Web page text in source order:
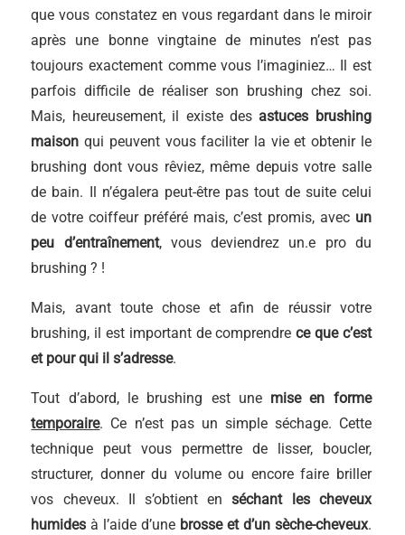
que vous constatez en vous regardant dans le miroir
après une bonne vingtaine de minutes n’est pas
toujours exactement comme vous l’imaginiez… Il est
parfois difficile de réaliser son brushing chez soi.
Mais, heureusement, il existe des astuces brushing
maison qui peuvent vous faciliter la vie et obtenir le
brushing dont vous rêviez, même depuis votre salle
de bain. Il n’égalera peut-être pas tout de suite celui
de votre coiffeur préféré mais, c’est promis, avec un
peu d’entraînement, vous deviendrez un.e pro du
brushing ? !
Mais, avant toute chose et afin de réussir votre
brushing, il est important de comprendrece que c’est
et pour qui il s’adresse.
Tout d’abord, le brushing est une mise en forme
temporaire. Ce n’est pas un simple séchage. Cette
technique peut vous permettre de lisser, boucler,
structurer, donner du volume ou encore faire briller
vos cheveux. Il s’obtient enséchant les cheveux
humides à l’aide d’une brosse et d’un sèche-cheveux.